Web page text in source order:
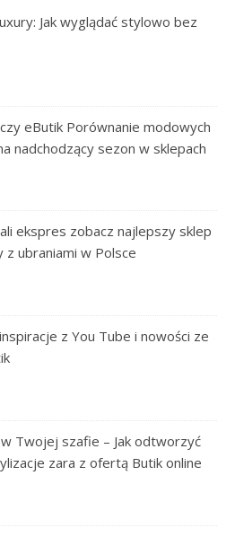
Jak wyglądać stylowo bez
eButik Porównanie modowych
nadchodzący sezon w sklepach
ekspres zobacz najlepszy sklep
ubraniami w Polsce
z You Tube i nowości ze
Twojej szafie – Jak odtworzyć
zara z ofertą Butik online